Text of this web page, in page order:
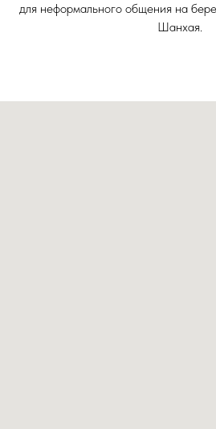
для неформального общения на
Шанхая.